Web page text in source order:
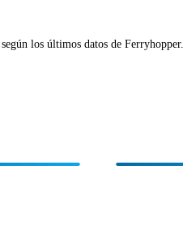
los últimos datos de Ferryhopper.